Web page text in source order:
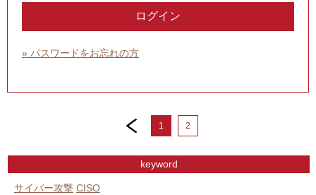
» パスワードをお忘れの方
prev
1 2
keyword
サイバー攻撃 CISO